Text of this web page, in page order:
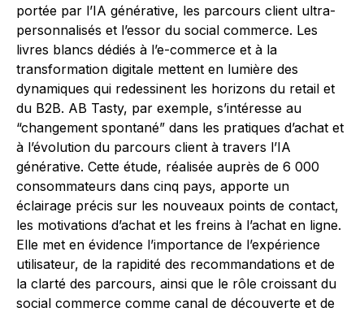
portée par l’IA générative, les parcours client ultra-
personnalisés et l’essor du social commerce. Les
livres blancs dédiés à l’e-commerce et à la
transformation digitale mettent en lumière des
dynamiques qui redessinent les horizons du retail et
du B2B. AB Tasty, par exemple, s’intéresse au
“changement spontané” dans les pratiques d’achat et
à l’évolution du parcours client à travers l’IA
générative. Cette étude, réalisée auprès de 6 000
consommateurs dans cinq pays, apporte un
éclairage précis sur les nouveaux points de contact,
les motivations d’achat et les freins à l’achat en ligne.
Elle met en évidence l’importance de l’expérience
utilisateur, de la rapidité des recommandations et de
la clarté des parcours, ainsi que le rôle croissant du
social commerce comme canal de découverte et de